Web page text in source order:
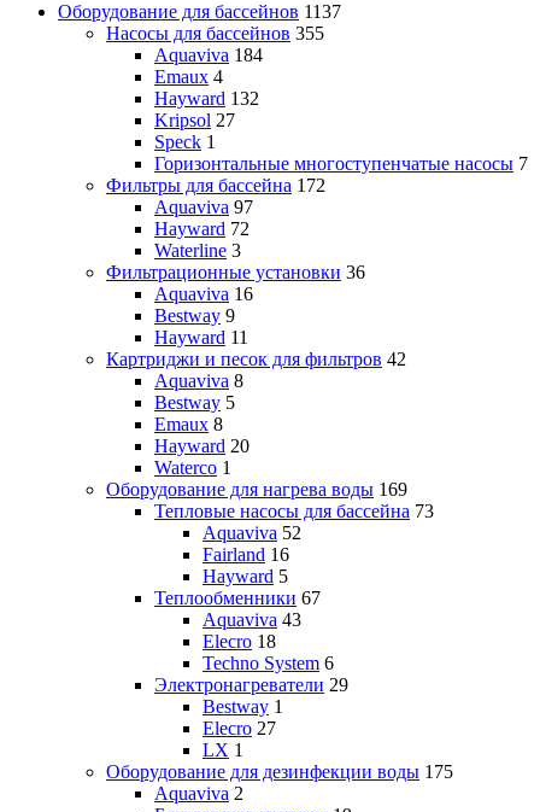
Оборудование для бассейнов 1137
Насосы для бассейнов 355
Aquaviva 184
Emaux 4
Hayward 132
Kripsol 27
Speck 1
Горизонтальные многоступенчатые насосы 7
Фильтры для бассейна 172
Aquaviva 97
Hayward 72
Waterline 3
Фильтрационные установки 36
Aquaviva 16
Bestway 9
Hayward 11
Картриджи и песок для фильтров 42
Aquaviva 8
Bestway 5
Emaux 8
Hayward 20
Waterco 1
Оборудование для нагрева воды 169
Тепловые насосы для бассейна 73
Aquaviva 52
Fairland 16
Hayward 5
Теплообменники 67
Aquaviva 43
Elecro 18
Techno System 6
Электронагреватели 29
Bestway 1
Elecro 27
LX 1
Оборудование для дезинфекции воды 175
Aquaviva 2